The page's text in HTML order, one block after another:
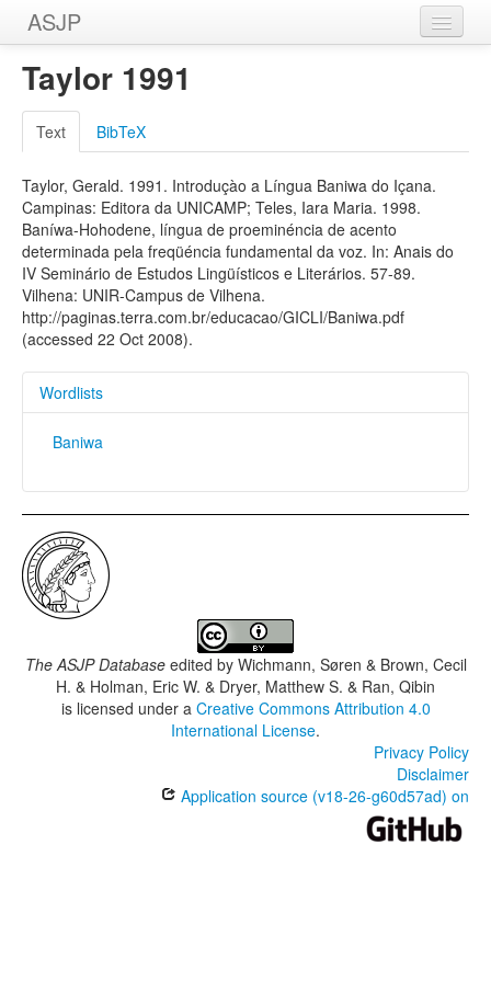
ASJP
Home
Wordlists
Meanings
Sources
Taylor 1991
Text BibTeX
Taylor, Gerald. 1991. Introduçào a Língua Baniwa do Içana.
Campinas: Editora da UNICAMP; Teles, Iara Maria. 1998.
Baníwa-Hohodene, língua de proeminéncia de acento
determinada pela freqüéncia fundamental da voz. In: Anais do
IV Seminário de Estudos Lingüísticos e Literários. 57-89.
Vilhena: UNIR-Campus de Vilhena.
http://paginas.terra.com.br/educacao/GICLI/Baniwa.pdf
(accessed 22 Oct 2008).
Wordlists
Baniwa
The ASJP Databaseedited by Wichmann, Søren & Brown, Cecil
H. & Holman, Eric W. & Dryer, Matthew S. & Ran, Qibin
is licensed under a Creative Commons Attribution 4.0
International License.
Privacy Policy
Disclaimer
Application source (v18-26-g60d57ad) on